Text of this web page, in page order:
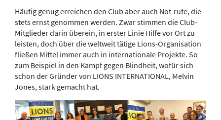
Häufig genug erreichen den Club aber auch Not-rufe, die
stets ernst genommen werden. Zwar stimmen die Club-
Mitglieder darin überein, in erster Linie Hilfe vor Ort zu
leisten, doch über die weltweit tätige Lions-Organisation
fließen Mittel immer auch in internationale Projekte. So
zum Beispiel in den Kampf gegen Blindheit, wofür sich
schon der Gründer von LIONS INTERNATIONAL, Melvin
Jones, stark gemacht hat.